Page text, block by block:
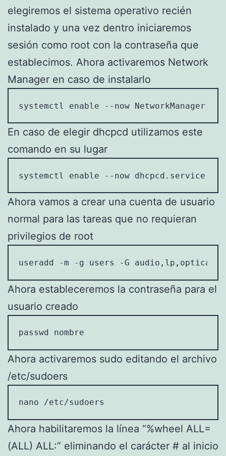
elegiremos el sistema operativo recién
instalado y una vez dentro iniciaremos
sesión como root con la contraseña que
establecimos. Ahora activaremos Network
Manager en caso de instalarlo
systemctl enable --now
En caso de elegir dhcpcd utilizamos este
comando en su lugar
systemctl enable --now dhcpcd.service
Ahora vamos a crear una cuenta de usuario
normal para las tareas que no requieran
privilegios de root
useradd -m -g users -G
Ahora estableceremos la contraseña para el
usuario creado
passwd nombre
Ahora activaremos sudo editando el archivo
/etc/sudoers
nano /etc/sudoers
Ahora habilitaremos la línea “%wheel ALL=
(ALL) ALL:” eliminando el carácter # al inicio